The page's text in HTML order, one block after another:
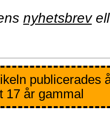
nyhetsbrev
publicerades
17 år gammal